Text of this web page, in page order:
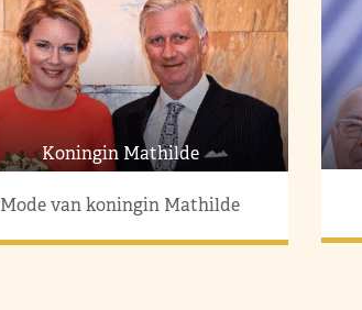
Koningin Mathilde
Mode van koningin Mathilde